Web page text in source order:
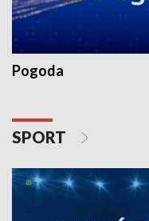
Pogoda
SPORT